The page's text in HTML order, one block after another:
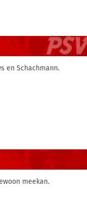
en Schachmann.
meekan.